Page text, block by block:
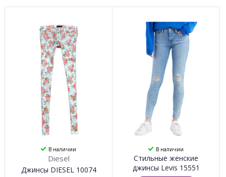
В наличии
Diesel
Джинсы DIESEL 10074
В наличии
Стильные женские
джинсы Levis 15551